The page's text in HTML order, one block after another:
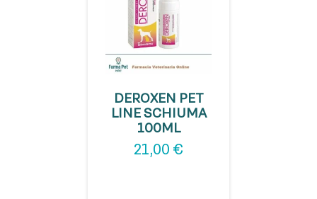
DEROXEN PET
LINE SCHIUMA
100ML
21,00 €